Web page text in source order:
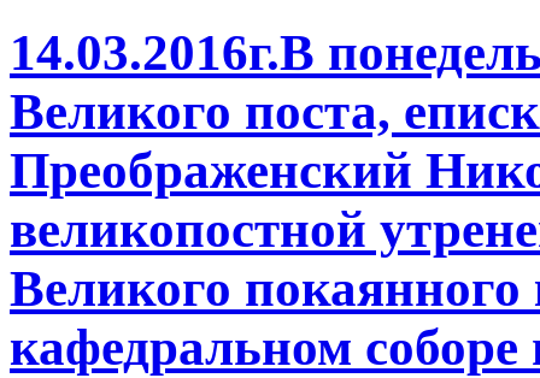
14.03.2016г.В
Великого поста,
Преображенский
великопостной
Великого
кафедральном соборе